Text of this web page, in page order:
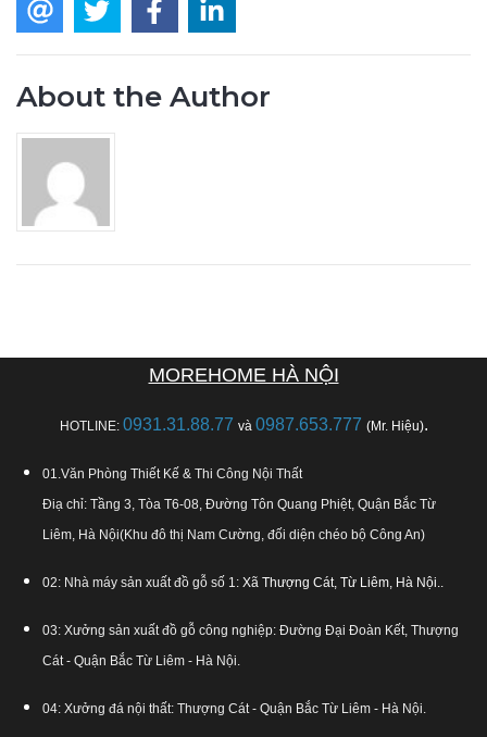
About the Author
MOREHOME HÀ NỘI
HOTLINE: 0931.31.88.77 và 0987.653.777 (Mr. Hiệu).
01.Văn Phòng Thiết Kế & Thi Công Nội Thất
Điạ chỉ: Tầng 3, Tòa T6-08, Đường Tôn Quang Phiệt, Quận Bắc Từ
Liêm, Hà Nội(Khu đô thị Nam Cường, đối diện chéo bộ Công An)
02: Nhà máy sản xuất đồ gỗ số 1: Xã Thượng Cát, Từ Liêm, Hà Nội..
03: Xưởng sản xuất đồ gỗ công nghiệp: Đường Đại Đoàn Kết, Thượng
Cát - Quận Bắc Từ Liêm - Hà Nội.
04: Xưởng đá nội thất: Thượng Cát - Quận Bắc Từ Liêm - Hà Nội.